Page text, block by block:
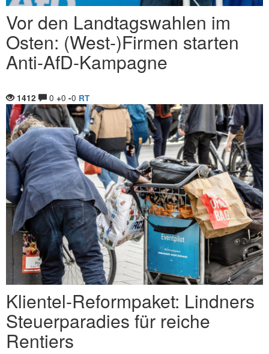
Vor den Landtagswahlen im
Osten: (West-)Firmen starten
Anti-AfD-Kampagne
1412 0 +0 -0 RT
Klientel-Reformpaket: Lindners
Steuerparadies für reiche
Rentiers